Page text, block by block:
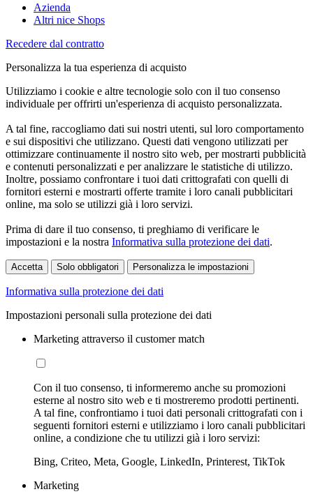
Azienda
Altri nice Shops
Recedere dal contratto
Personalizza la tua esperienza di acquisto
Utilizziamo i cookie e altre tecnologie solo con il tuo consenso
individuale per offrirti un'esperienza di acquisto personalizzata.
A tal fine, raccogliamo dati sui nostri utenti, sul loro comportamento
e sui dispositivi che utilizzano. Questi dati vengono utilizzati per
ottimizzare continuamente il nostro sito web, per mostrarti pubblicità
e contenuti personalizzati e per analizzare le statistiche di utilizzo.
Inoltre, possiamo confrontare i tuoi dati crittografati con quelli di
fornitori esterni e mostrarti offerte tramite i loro canali pubblicitari
online, ma solo se utilizzi già i loro servizi.
Prima di dare il tuo consenso, ti preghiamo di verificare le
impostazioni e la nostra Informativa sulla protezione dei dati.
Accetta Solo obbligatori Personalizza le impostazioni
Informativa sulla protezione dei dati
Impostazioni personali sulla protezione dei dati
Marketing attraverso il customer match
Con il tuo consenso, ti informeremo anche su promozioni
esterne al nostro sito web e ti mostreremo prodotti pertinenti.
A tal fine, confrontiamo i tuoi dati personali crittografati con i
seguenti fornitori esterni e utilizziamo i loro canali pubblicitari
online, a condizione che tu utilizzi già i loro servizi:
Bing, Criteo, Meta, Google, LinkedIn, Printerest, TikTok
Marketing